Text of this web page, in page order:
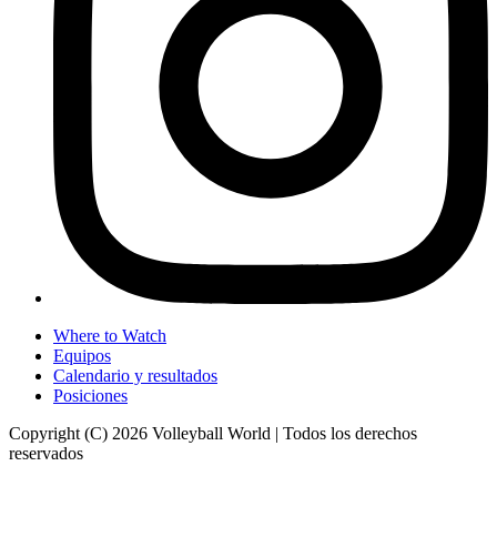
Where to Watch
Equipos
Calendario y resultados
Posiciones
Copyright (C) 2026 Volleyball World | Todos los derechos
reservados